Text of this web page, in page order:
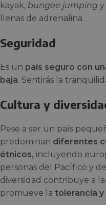
kayak, bungee jumping y
llenas de adrenalina.
Seguridad
Es un país seguro con
baja. Sentirás la
Cultura y
Pese a ser un país
predominan diferentes
étnicos, incluyendo
personas del Pacífico y
diversidad contribuye a
promueve la tolerancia